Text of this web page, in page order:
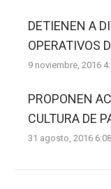
DETIENEN A
OPERATIVOS
9 noviembre, 2016
PROPONEN
CULTURA DE
31 agosto, 2016